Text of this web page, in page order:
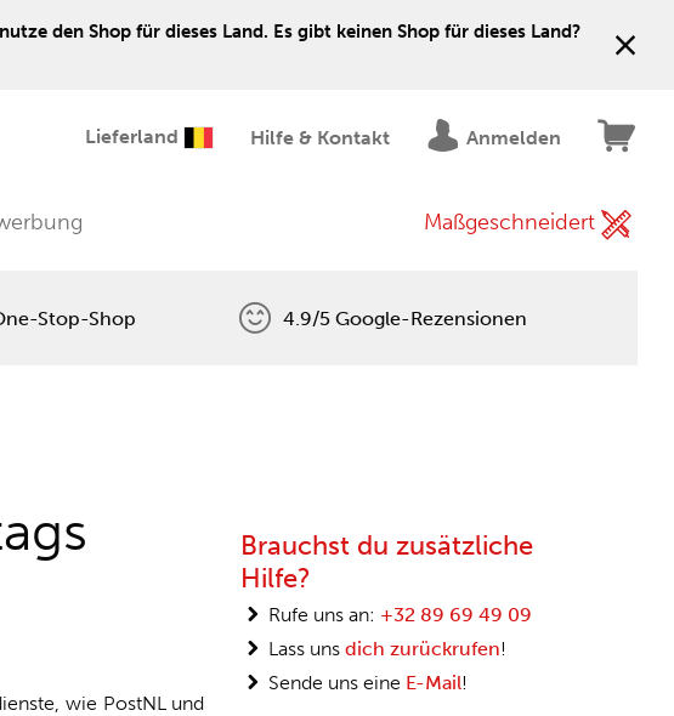
den Shop für dieses Land. Es gibt keinen Shop für dieses Land?
Lieferland Hilfe & Kontakt Anmelden
Maßgeschneidert
Stop-Shop 4.9/5 Google-Rezensionen
wie PostNL und
Brauchst du zusätzliche
Hilfe?
Rufe uns an: +32 89 69 49 09
Lass unsdich zurückrufen!
Sende uns eine E-Mail!